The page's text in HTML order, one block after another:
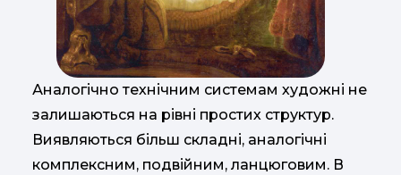
Аналогічно технічним системам художні не
залишаються на рівні простих структур.
Виявляються більш складні, аналогічні
комплексним, подвійним, ланцюговим. В